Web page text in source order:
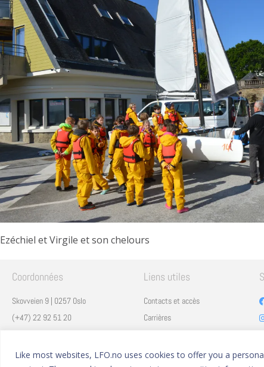
Like most websites, LFO.no uses cookies to offer you a
Ezéchiel et Virgile et son chelours
Coordonnées
Skovveien 9 | 0257 Oslo
(+47) 22 92 51 20
Vulkan 11 | 0178 Oslo
Liens utiles
Contacts et accès
Carrières
Eduka